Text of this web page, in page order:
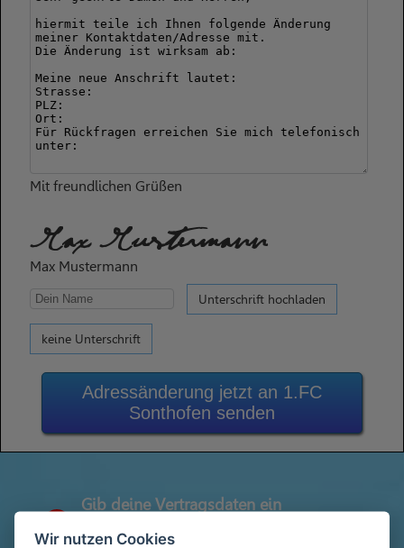
Mit freundlichen Grüßen
Max Mustermann
Max Mustermann
Unterschrift hochladen
keine Unterschrift
Adressänderung jetzt an 1.FC
Sonthofen senden
Gib deine Vertragsdaten ein
Abrechnung)
Wir nutzen Cookies